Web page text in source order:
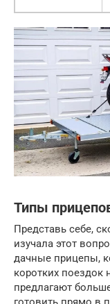
Типы
Представь себе,
изучала этот
дачные прицепы,
коротких
предлагают